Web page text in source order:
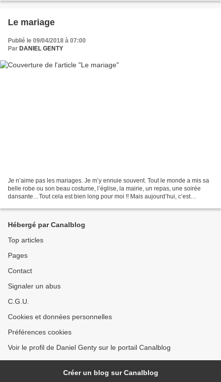
Le mariage
Publié le 09/04/2018 à 07:00
Par DANIEL GENTY
Je n’aime pas les mariages. Je m’y ennuie souvent. Tout le monde a mis sa
belle robe ou son beau costume, l’église, la mairie, un repas, une soirée
dansante…Tout cela est bien long pour moi !! Mais aujourd’hui, c’est
Hébergé par Canalblog
Top articles
Pages
Contact
Signaler un abus
C.G.U.
Cookies et données personnelles
Préférences cookies
Voir le profil de Daniel Genty sur le portail Canalblog
Créer un blog sur Canalblog